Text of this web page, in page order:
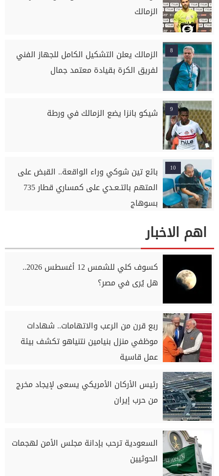
الزمالك
8
الزمالك يعلن التشكيل الكامل للجهاز الفني
لفريق الكرة بقيادة معتمد جمال
9 شيكو بانزا يضع الزمالك في ورطة
10
بائع تين شوكي وراء الواقعة.. القبض على
المتهم بالتـعـدي على كمساري قطار 735
بسوهاج
اهم الاخبار
كسوف كلي للشمس 12 أغسطس 2026..
هل يُرى في مصر؟
ربع قرن من الرعب والاتهامات.. شهادات
موظفي منزل بنيامين نتنياهو تكشف بيئة
عمل قاسية
رئيس الأركان الأمريكي يسعى لإيجاد مخرج
من حرب إيران
السعودية ترحب بإدانة مجلس الأمن لهجمات
الحوثيين